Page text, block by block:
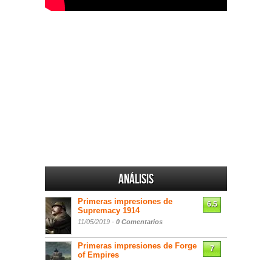
Análisis
Primeras impresiones de
Supremacy 1914
11/05/2019 - 0 Comentarios
6.5
Primeras impresiones de Forge
of Empires
7